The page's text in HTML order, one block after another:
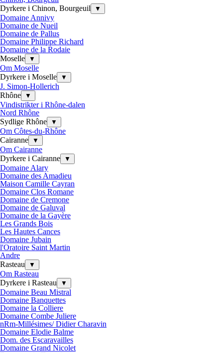
Dyrkere i Chinon, Bourgeuil
▼
Domaine Annivy
Domaine de Nueil
Domaine de Pallus
Domaine Philippe Richard
Domaine de la Rodaie
Moselle
▼
Om Moselle
Dyrkere i Moselle
▼
J. Simon-Hollerich
Rhône
▼
Vindistrikter i Rhône-dalen
Nord Rhône
Sydlige Rhône
▼
Om Côtes-du-Rhône
Cairanne
▼
Om Cairanne
Dyrkere i Cairanne
▼
Domaine Alary
Domaine des Amadieu
Maison Camille Cayran
Domaine Clos Romane
Domaine de Cremone
Domaine de Galuval
Domaine de la Gayère
Les Grands Bois
Les Hautes Cances
Domaine Jubain
l'Oratoire Saint Martin
Andre
Rasteau
▼
Om Rasteau
Dyrkere i Rasteau
▼
Domaine Beau Mistral
Domaine Banquettes
Domaine la Colliere
Domaine Combe Juliere
nRm-Millésimes/ Didier Charavin
Domaine Elodie Balme
Dom. des Escaravailles
Domaine Grand Nicolet